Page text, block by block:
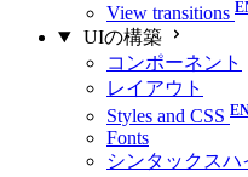
View transitions
UIの構築
コンポーネント
レイアウト
Styles and CSS
Fonts
シンタックスハ